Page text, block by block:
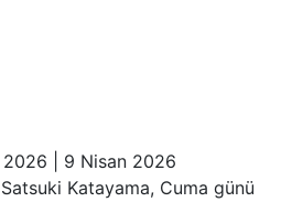
2026
9 Nisan 2026
Katayama, Cuma günü